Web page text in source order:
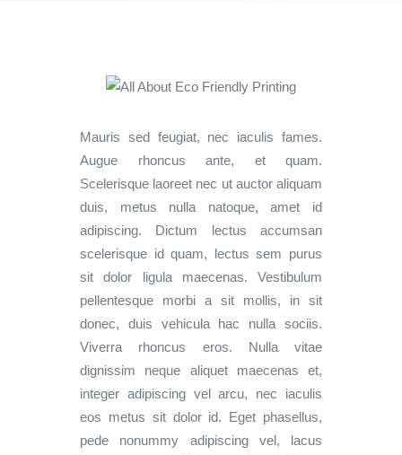
Mauris sed feugiat, nec iaculis fames.
Augue rhoncus ante, et quam.
Scelerisque laoreet nec ut auctor aliquam
duis, metus nulla natoque, amet id
adipiscing. Dictum lectus accumsan
scelerisque id quam, lectus sem purus
sit dolor ligula maecenas. Vestibulum
pellentesque morbi a sit mollis, in sit
donec, duis vehicula hac nulla sociis.
Viverra rhoncus eros. Nulla vitae
dignissim neque aliquet maecenas et,
integer adipiscing vel arcu, nec iaculis
eos metus sit dolor id. Eget phasellus,
pede nonummy adipiscing vel, lacus